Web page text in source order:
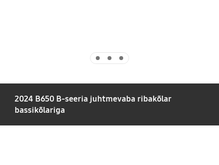
2024 B650 B-seeria juhtmevaba ribakõlar
bassikõlariga